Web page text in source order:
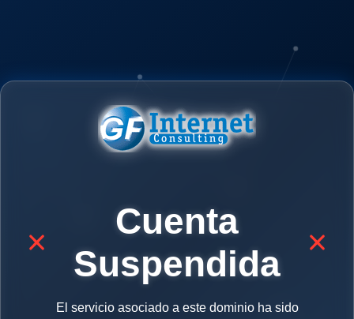
Cuenta
Suspendida
El servicio asociado a este dominio ha sido